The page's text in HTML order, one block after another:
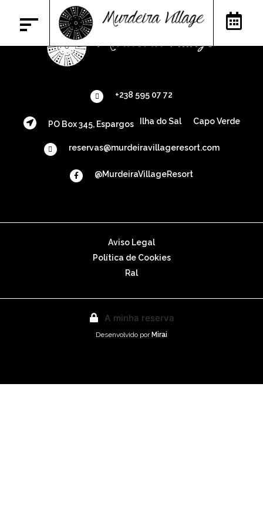
+238 595 07 72
PO Box 345, Espargos Ilha do Sal Capo Verde
reservas@murdeiravillageresort.com
@MurdeiraVillageResort
Aviso Legal
Política de Cookies
Ral
A minha reserva
Desenvolvido por Mirai